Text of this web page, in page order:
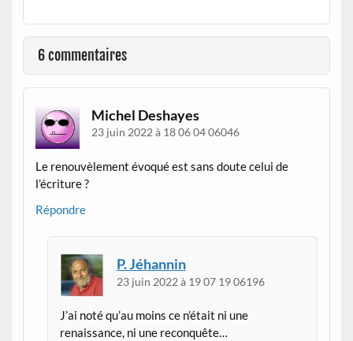
6 commentaires
Michel Deshayes
23 juin 2022 à 18 06 04 06046
Le renouvèlement évoqué est sans doute celui de
l’écriture ?
Répondre
P. Jéhannin
23 juin 2022 à 19 07 19 06196
J’ai noté qu’au moins ce n’était ni une
renaissance, ni une reconquête…